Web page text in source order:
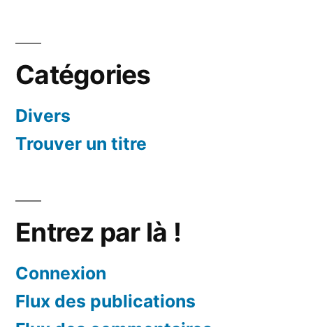
Catégories
Divers
Trouver un titre
Entrez par là !
Connexion
Flux des publications